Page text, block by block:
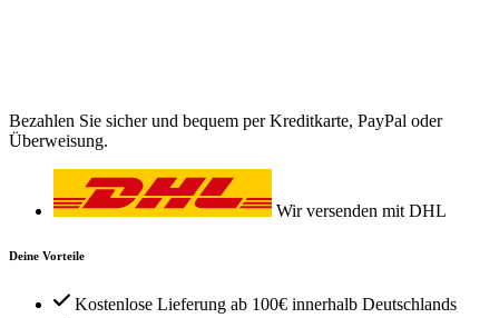
Bezahlen Sie sicher und bequem per Kreditkarte, PayPal oder
Überweisung.
Wir versenden mit DHL
Deine Vorteile
Kostenlose Lieferung ab 100€ innerhalb Deutschlands